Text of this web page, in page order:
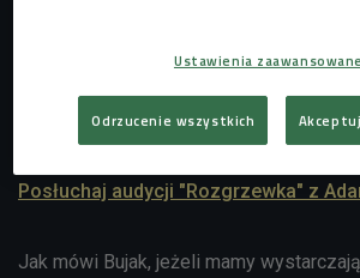
kwestia komfortu, ale też
kontuzjami - wyjaśnia Adam Bujak z
Snow Wow Stubai.
Posłuchaj audycji "Rozgrzewka" z
Jak mówi Bujak, jeżeli mamy
Ustawienia zaawansowane
Odrzucenie wszystkich